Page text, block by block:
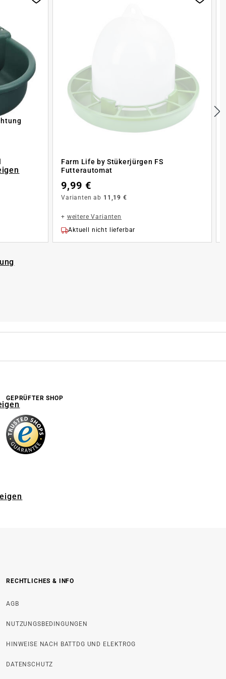
Farm Life by Stükerjürgen FS
Futterautomat
9,99 €
Varianten ab 11,19 €
+ weitere Varianten
Aktuell nicht lieferbar
GEPRÜFTER SHOP
RECHTLICHES & INFO
AGB
NUTZUNGSBEDINGUNGEN
HINWEISE NACH BATTDG UND ELEKTROG
DATENSCHUTZ